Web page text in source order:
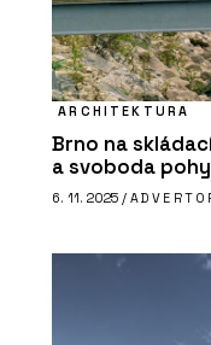
ARCHITEKTURA
Brno na
a svoboda
6. 11. 2025 /